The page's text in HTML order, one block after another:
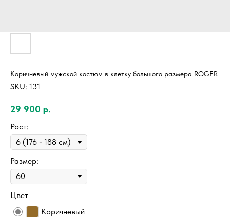
Коричневый мужской костюм в клетку большого размера ROGER
SKU: 131
29 900 р.
Рост:
Размер:
Цвет
Коричневый